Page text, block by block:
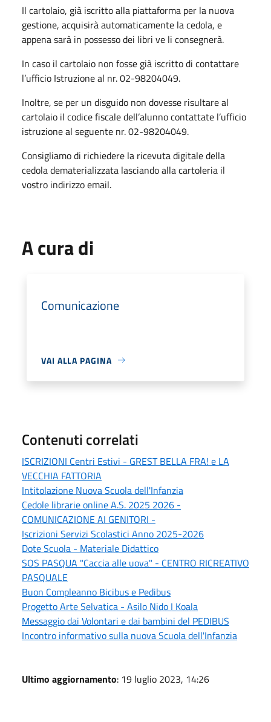
Il cartolaio, già iscritto alla piattaforma per la nuova
gestione, acquisirà automaticamente la cedola, e
appena sarà in possesso dei libri ve li consegnerà.
In caso il cartolaio non fosse già iscritto di contattare
l’ufficio Istruzione al nr. 02-98204049.
Inoltre, se per un disguido non dovesse risultare al
cartolaio il codice fiscale dell’alunno contattate l’ufficio
istruzione al seguente nr. 02-98204049.
Consigliamo di richiedere la ricevuta digitale della
cedola dematerializzata lasciando alla cartoleria il
vostro indirizzo email.
A cura di
Comunicazione
VAI ALLA PAGINA
Contenuti correlati
ISCRIZIONI Centri Estivi - GREST BELLA FRA! e LA
VECCHIA FATTORIA
Intitolazione Nuova Scuola dell'Infanzia
Cedole librarie online A.S. 2025 2026 -
COMUNICAZIONE AI GENITORI -
Iscrizioni Servizi Scolastici Anno 2025-2026
Dote Scuola - Materiale Didattico
SOS PASQUA "Caccia alle uova" - CENTRO RICREATIVO
PASQUALE
Buon Compleanno Bicibus e Pedibus
Progetto Arte Selvatica - Asilo Nido I Koala
Messaggio dai Volontari e dai bambini del PEDIBUS
Incontro informativo sulla nuova Scuola dell'Infanzia
Ultimo aggiornamento: 19 luglio 2023, 14:26